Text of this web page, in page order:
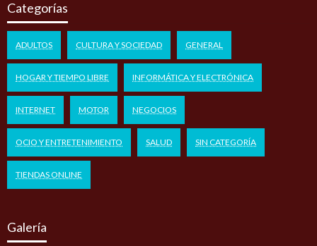
Categorías
ADULTOS CULTURA Y SOCIEDAD GENERAL
HOGAR Y TIEMPO LIBRE INFORMÁTICA Y ELECTRÓNICA
INTERNET MOTOR NEGOCIOS
OCIO Y ENTRETENIMIENTO SALUD SIN CATEGORÍA
TIENDAS ONLINE
Galería